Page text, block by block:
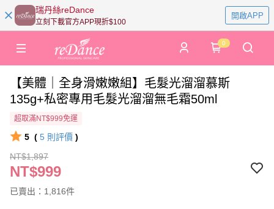
瑞丹絲reDance
立刻下載官方APP現折$100
開啟APP
0
【美體｜全身滑嫩嫩組】毛髮光溜溜慕斯
135g+私密專用毛髮光溜溜無毛霜50ml
超取滿NT$999免運
5 ( 5 則評價 )
NT$1,897
NT$999
已賣出：1,816件